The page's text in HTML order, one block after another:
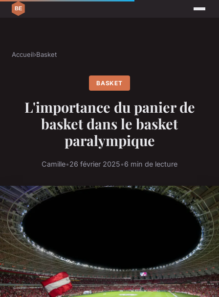
Accueil›Basket
BASKET
L'importance du panier de
basket dans le basket
paralympique
Camille•26 février 2025•6 min de lecture